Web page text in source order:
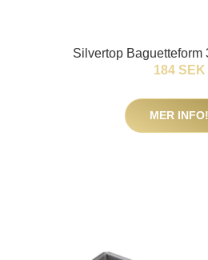
Silvertop Baguetteform
184 SEK
MER INFO!